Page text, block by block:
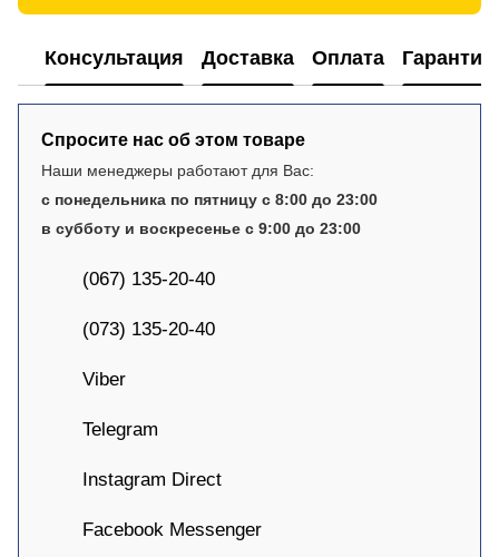
Консультация Доставка Оплата Гарантия
Спросите нас об этом товаре
Наши менеджеры работают для Вас:
с понедельника по пятницу с 8:00 до 23:00
в субботу и воскресенье с 9:00 до 23:00
(067) 135-20-40
(073) 135-20-40
Viber
Telegram
Instagram Direct
Facebook Messenger